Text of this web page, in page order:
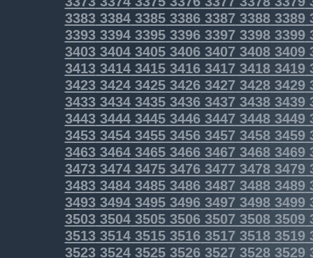
3383338433853386338733883389
3393339433953396339733983399
3403340434053406340734083409
3413341434153416341734183419
3423342434253426342734283429
3433343434353436343734383439
34433444344534463447 34483449
34533454345534563457 34583459
3463346434653466346734683469
34733474347534763477 34783479
34833484348534863487 34883489
34933494349534963497 34983499
35033504350535063507 35083509
35133514351535163517 35183519
35233524352535263527 35283529